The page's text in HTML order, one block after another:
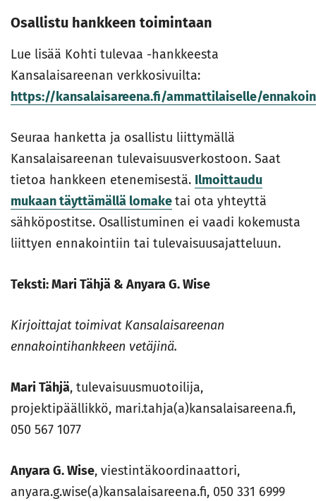
Osallistu hankkeen toimintaan
Lue lisää Kohti tulevaa -hankkeesta
Kansalaisareenan verkkosivuilta:
https://kansalaisareena.fi/ammattilaiselle/
Seuraa hanketta ja osallistu liittymällä
Kansalaisareenan tulevaisuusverkostoon. Saat
tietoa hankkeen etenemisestä. Ilmoittaudu
mukaan täyttämällä lomaketai ota yhteyttä
sähköpostitse. Osallistuminen ei vaadi kokemusta
liittyen ennakointiin tai tulevaisuusajatteluun.
Teksti: Mari Tähjä & Anyara G. Wise
Kirjoittajat toimivat Kansalaisareenan
ennakointihankkeen vetäjinä.
Mari Tähjä, tulevaisuusmuotoilija,
projektipäällikkö, mari.tahja(a)kansalaisareena.fi,
050 567 1077
Anyara G. Wise, viestintäkoordinaattori,
anyara.g.wise(a)kansalaisareena.fi, 050 331 6999